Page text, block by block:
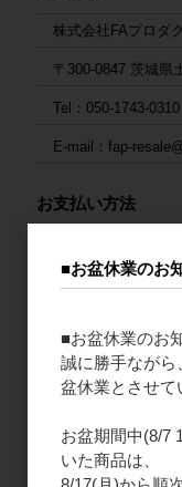
株式会社FAプロダ
〒300-0847 茨城県
Tel：050-1743-0310
E-mail：fap-
お支払い方法
ご入金後の発送とな
をお願いいたします。
連絡先：fap-
（振込先）
銀行支店名：GMO
口座番号：普通
2. ご請求書払い
■お盆休業のお
■お盆休業のお
誠に勝手ながら
盆休業とさせて
お盆期間中(8/7
いた商品は、